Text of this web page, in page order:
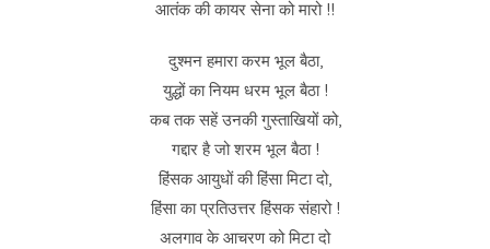
आतंक की कायर सेना को मारो !!
दुश्मन हमारा करम भूल बैठा,
युद्धों का नियम धरम भूल बैठा !
कब तक सहें उनकी गुस्ताखियों को,
गद्दार है जो शरम भूल बैठा !
हिंसक आयुधों की हिंसा मिटा दो,
हिंसा का प्रतिउत्तर हिंसक संहारो !
अलगाव के आचरण को मिटा दो